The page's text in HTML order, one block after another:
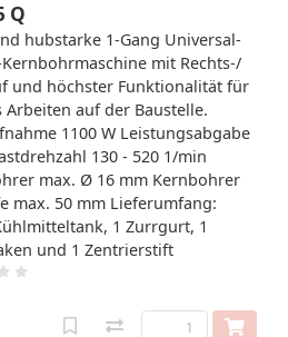
Q
hubstarke 1-Gang Universal-
mit Rechts-/
und höchster Funktionalität für
Arbeiten auf der Baustelle.
1100 W Leistungsabgabe
130 - 520 1/min
max. Ø 16 mm Kernbohrer
max. 50 mm Lieferumfang:
1 Zurrgurt, 1
und 1 Zentrierstift